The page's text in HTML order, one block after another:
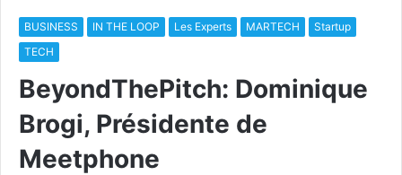
BUSINESS IN THE LOOP Les Experts MARTECH
Startup
TECH
BeyondThePitch: Dominique
Brogi, Présidente de
Meetphone